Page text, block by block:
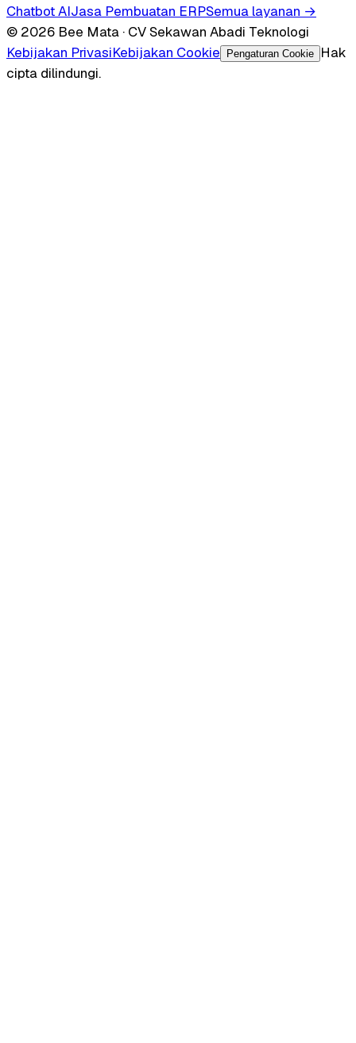
Chatbot AIJasa Pembuatan ERPSemua layanan →
© 2026 Bee Mata · CV Sekawan Abadi Teknologi
Kebijakan PrivasiKebijakan Cookie Pengaturan Cookie
Hak
cipta dilindungi.